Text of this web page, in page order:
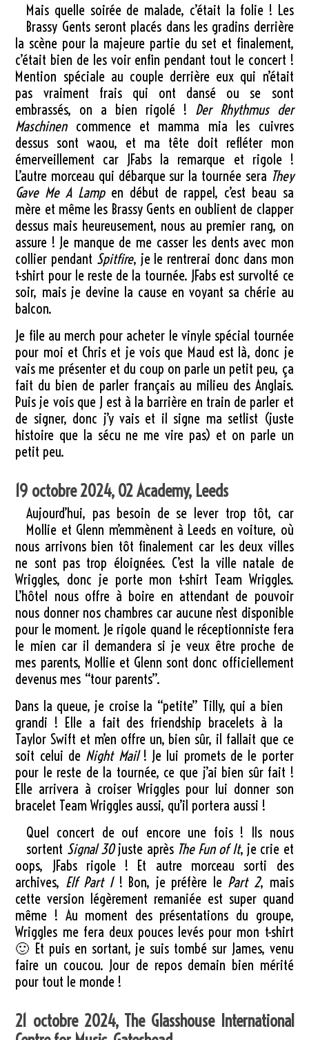
Mais quelle soirée de malade, c’était la folie ! Les
Brassy Gents seront placés dans les gradins derrière
la scène pour la majeure partie du set et finalement,
c’était bien de les voir enfin pendant tout le concert !
Mention spéciale au couple derrière eux qui n’était
pas vraiment frais qui ont dansé ou se sont
embrassés, on a bien rigolé ! Der Rhythmus der
Maschinencommence et mamma mia les cuivres
dessus sont waou, et ma tête doit refléter mon
émerveillement car JFabs la remarque et rigole !
L’autre morceau qui débarque sur la tournée sera They
Gave Me A Lampen début de rappel, c’est beau sa
mère et même les Brassy Gents en oublient de clapper
dessus mais heureusement, nous au premier rang, on
assure ! Je manque de me casser les dents avec mon
collier pendant Spitfire, je le rentrerai donc dans mon
t-shirt pour le reste de la tournée. JFabs est survolté ce
soir, mais je devine la cause en voyant sa chérie au
balcon.
Je file au merch pour acheter le vinyle spécial tournée
pour moi et Chris et je vois que Maud est là, donc je
vais me présenter et du coup on parle un petit peu, ça
fait du bien de parler français au milieu des Anglais.
Puis je vois que J est à la barrière en train de parler et
de signer, donc j’y vais et il signe ma setlist (juste
histoire que la sécu ne me vire pas) et on parle un
petit peu.
19 octobre 2024, O2 Academy, Leeds
Aujourd’hui, pas besoin de se lever trop tôt, car
Mollie et Glenn m’emmènent à Leeds en voiture, où
nous arrivons bien tôt finalement car les deux villes
ne sont pas trop éloignées. C’est la ville natale de
Wriggles, donc je porte mon t-shirt Team Wriggles.
L’hôtel nous offre à boire en attendant de pouvoir
nous donner nos chambres car aucune n’est disponible
pour le moment. Je rigole quand le réceptionniste fera
le mien car il demandera si je veux être proche de
mes parents, Mollie et Glenn sont donc officiellement
devenus mes “tour parents”.
Dans la queue, je croise la “petite” Tilly, qui a bien
grandi ! Elle a fait des friendship bracelets à la
Taylor Swift et m’en offre un, bien sûr, il fallait que ce
soit celui de Night Mail! Je lui promets de le porter
pour le reste de la tournée, ce que j’ai bien sûr fait !
Elle arrivera à croiser Wriggles pour lui donner son
bracelet Team Wriggles aussi, qu’il portera aussi !
Quel concert de ouf encore une fois ! Ils nous
sortent Signal 30juste après The Fun of It, je crie et
oops, JFabs rigole ! Et autre morceau sorti des
archives, Elf Part 1! Bon, je préfère le Part 2, mais
cette version légèrement remaniée est super quand
même ! Au moment des présentations du groupe,
Wriggles me fera deux pouces levés pour mon t-shirt
🙂 Et puis en sortant, je suis tombé sur James, venu
faire un coucou. Jour de repos demain bien mérité
pour tout le monde !
21 octobre 2024, The Glasshouse International